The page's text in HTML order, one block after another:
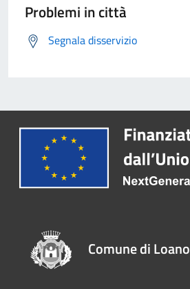
Problemi in città
Segnala disservizio
Comune di Loano